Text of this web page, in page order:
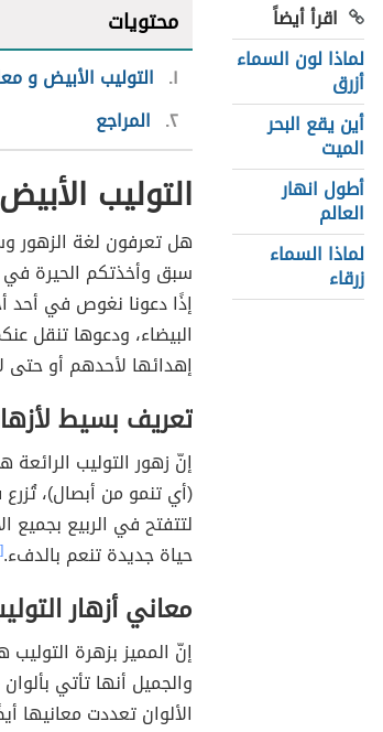
اقرأ أيضاً
لماذا لون السماء
أزرق
أين يقع البحر
الميت
أطول انهار
العالم
لماذا السماء
زرقاء
محتويات
١ التوليب الأبيض و
٢ المراجع
التوليب
هل تعرفون لغة الزهور
سبق وأخذتكم الحيرة
إذًا دعونا نغوص في أحد
البيضاء، ودعوها تنقل
إهدائها لأحدهم أو حتى
تعريف بسيط
إنّ زهور التوليب
(أي تنمو من أبصال)،
لتتفتح في الربيع بجميع
حياة جديدة تنعم بالدفء.[١]
معاني أزهار
إنّ المميز بزهرة التوليب
والجميل أنها تأتي
الألوان تعددت معانيها